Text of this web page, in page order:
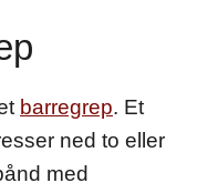
barregrep. Et
ned to eller
med